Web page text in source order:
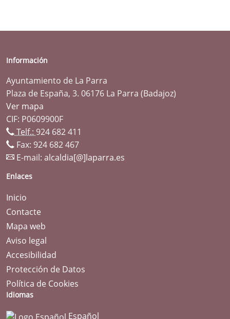
Información
Ayuntamiento de La Parra
Plaza de España, 3. 06176 La Parra (Badajoz)
Ver mapa
CIF: P0609900F
Telf.: 924 682 411
Fax: 924 682 467
E-mail: alcaldia[@]laparra.es
Enlaces
Inicio
Contacte
Mapa web
Aviso legal
Accesibilidad
Protección de Datos
Política de Cookies
Idiomas
Español